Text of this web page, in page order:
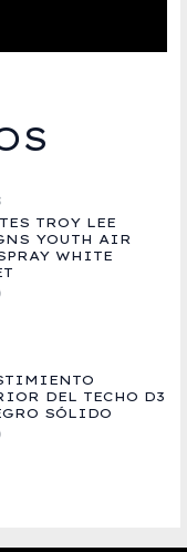
TROY LEE
YOUTH AIR
WHITE
DEL TECHO D3
SÓLIDO